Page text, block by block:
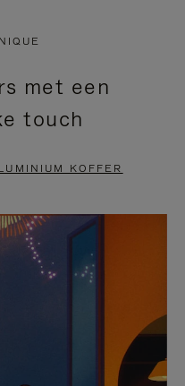
met een
touch
KOFFER